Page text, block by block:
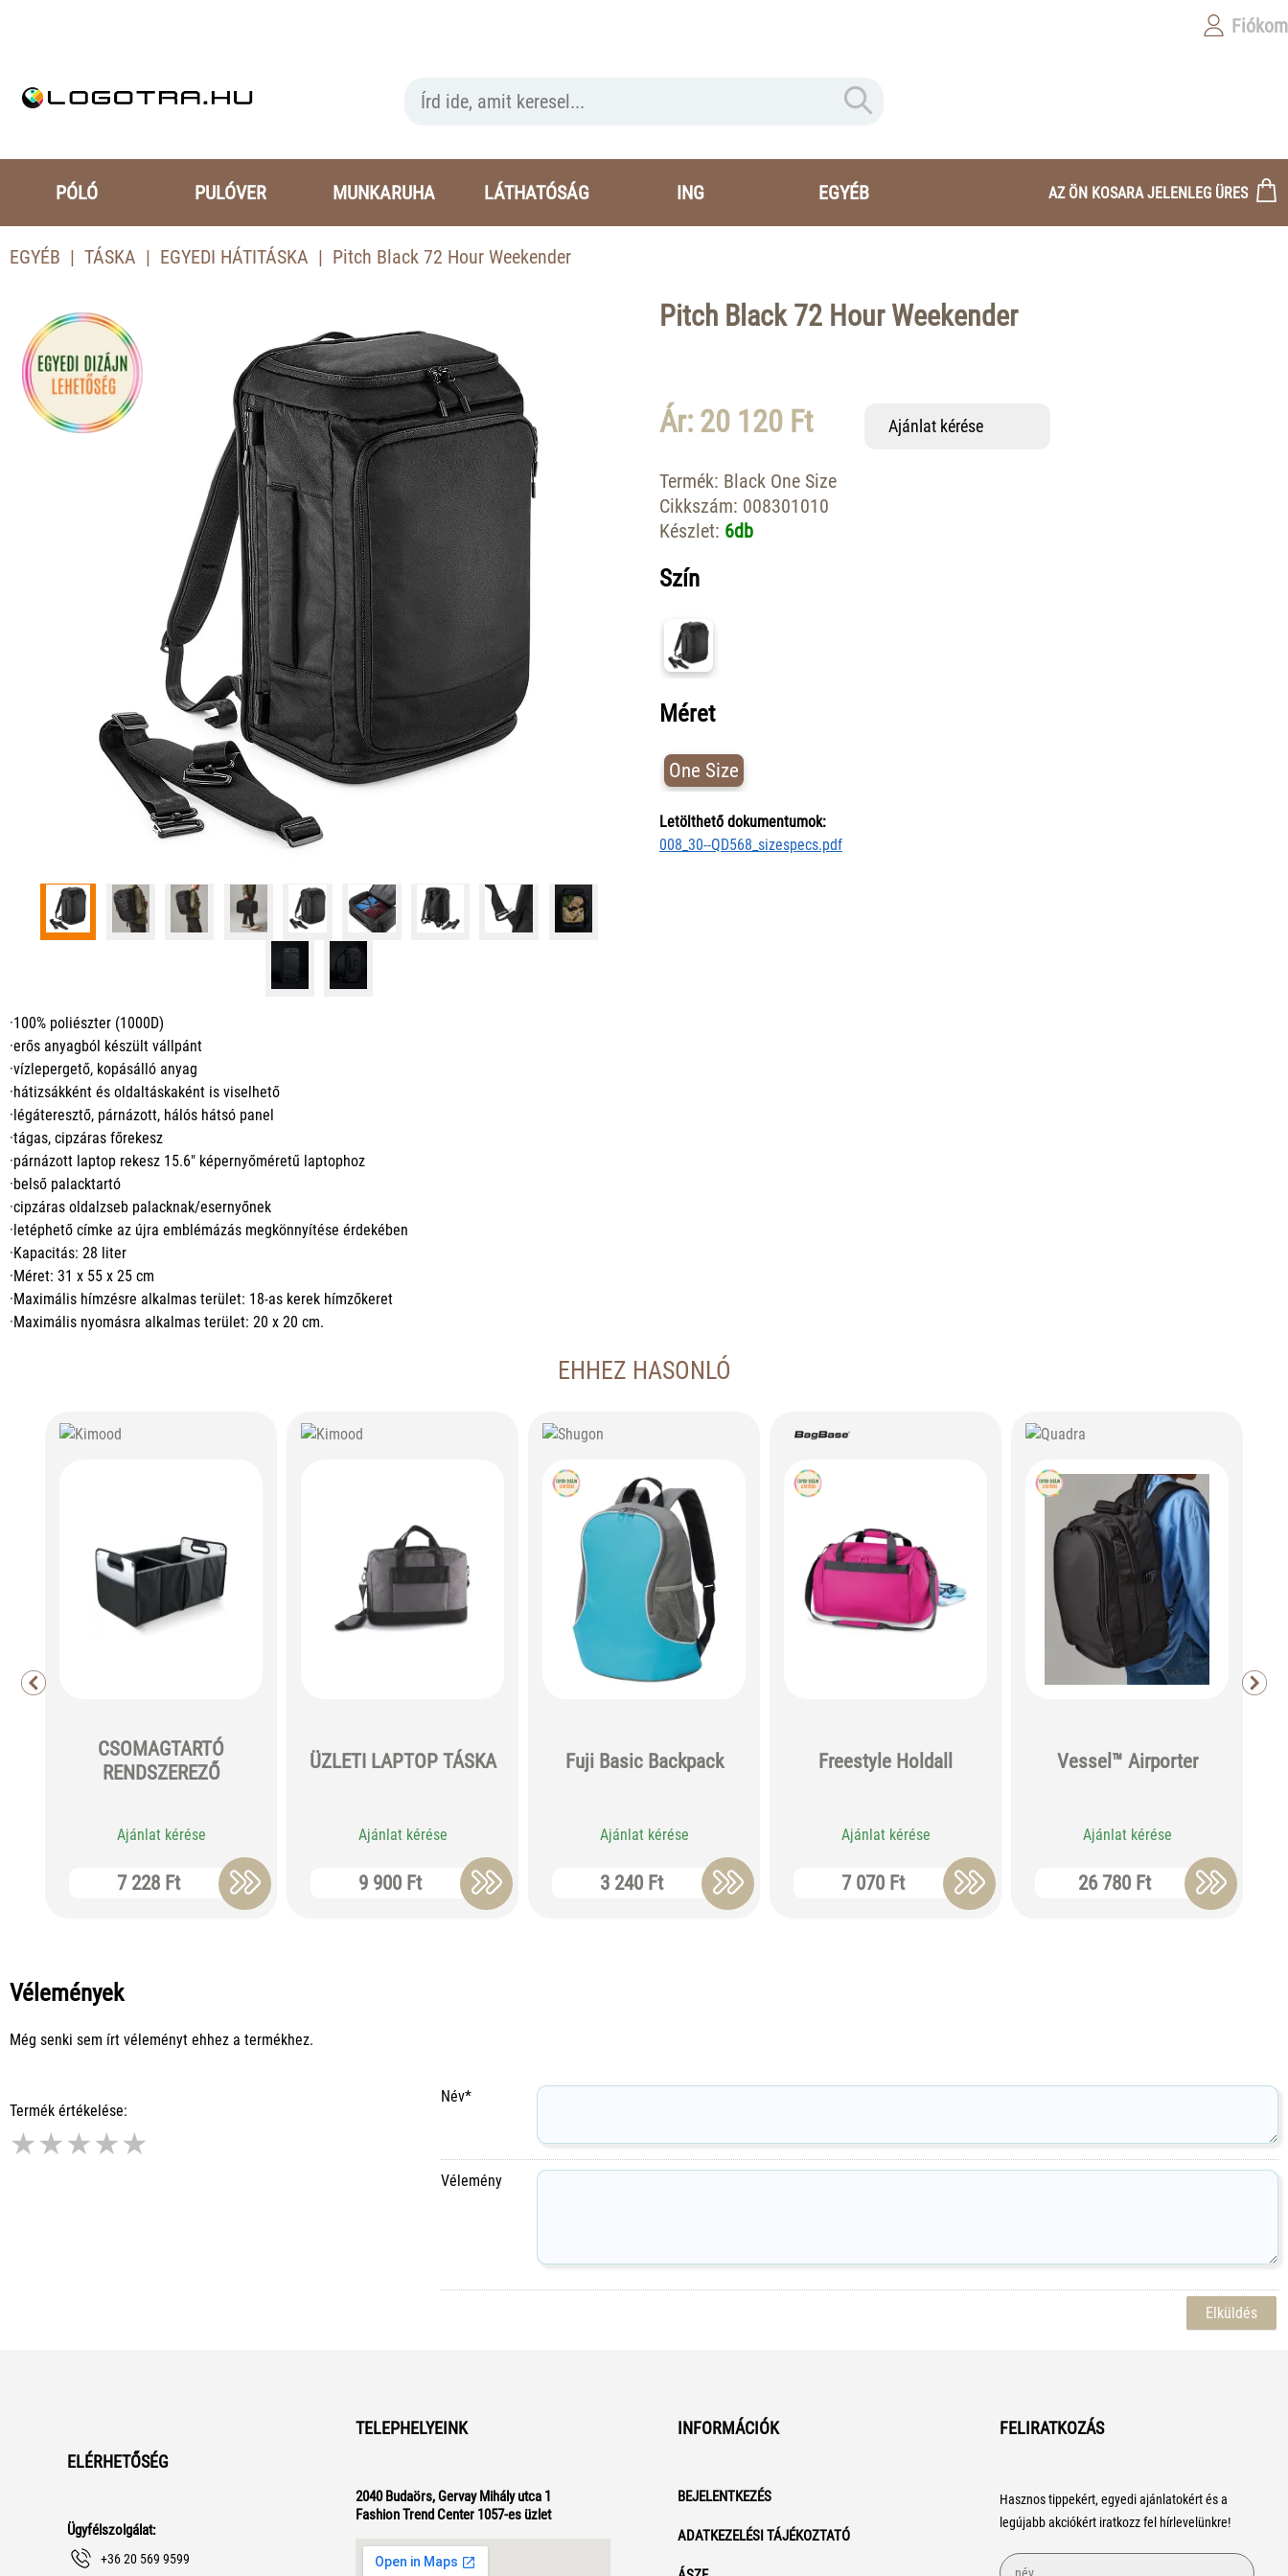
Fiókom
PÓLÓ PULÓVER MUNKARUHA LÁTHATÓSÁG ING EGYÉB AZ ÖN KOSARA JELENLEG ÜRES
EGYÉB TÁSKA EGYEDI HÁTITÁSKA Pitch Black 72 Hour Weekender
Pitch Black 72 Hour Weekender
Ár: 20 120 Ft Ajánlat kérése
Termék: Black One Size
Cikkszám: 008301010
Készlet: 6db
Szín
Méret
One Size
Letölthető dokumentumok:
008_30--QD568_sizespecs.pdf
·100% poliészter (1000D)
·erős anyagból készült vállpánt
·vízlepergető, kopásálló anyag
·hátizsákként és oldaltáskaként is viselhető
·légáteresztő, párnázott, hálós hátsó panel
·tágas, cipzáras főrekesz
·párnázott laptop rekesz 15.6" képernyőméretű laptophoz
·belső palacktartó
·cipzáras oldalzseb palacknak/esernyőnek
·letéphető címke az újra emblémázás megkönnyítése érdekében
·Kapacitás: 28 liter
·Méret: 31 x 55 x 25 cm
·Maximális hímzésre alkalmas terület: 18-as kerek hímzőkeret
·Maximális nyomásra alkalmas terület: 20 x 20 cm.
EHHEZ HASONLÓ
CSOMAGTARTÓ
RENDSZEREZŐ
Ajánlat kérése
7 228 Ft
ÜZLETI LAPTOP TÁSKA
Ajánlat kérése
9 900 Ft
Fuji Basic Backpack
Ajánlat kérése
3 240 Ft
Freestyle Holdall
Ajánlat kérése
7 070 Ft
Vessel™ Airporter
Ajánlat kérése
26 780 Ft
Vélemények
Még senki sem írt véleményt ehhez a termékhez.
Termék értékelése:
★★★★★
Név*
Vélemény
ELÉRHETŐSÉG
Ügyfélszolgálat:
+36 20 569 9599
TELEPHELYEINK
2040 Budaörs, Gervay Mihály utca 1
Fashion Trend Center 1057-es üzlet
INFORMÁCIÓK
BEJELENTKEZÉS
ADATKEZELÉSI TÁJÉKOZTATÓ
FELIRATKOZÁS
Hasznos tippekért, egyedi ajánlatokért és a
legújabb akciókért iratkozz fel hírlevelünkre!